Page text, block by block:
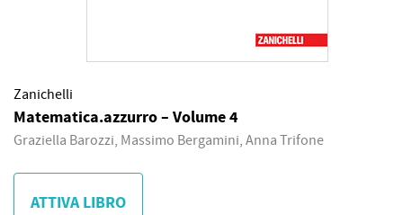
Zanichelli
Matematica.azzurro – Volume 4
Graziella Barozzi, Massimo Bergamini, Anna Trifone
ATTIVA LIBRO